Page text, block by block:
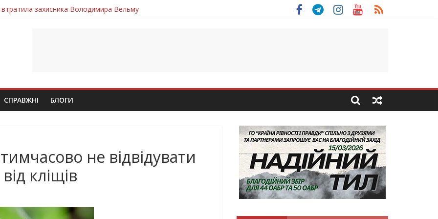
захисника Володимира Вельму
скорботі: на щиті повертається воїн Володимир Паламарчук
бойового завдання загинув захисник Юрій Пушкар з Тернопільщини
молодий захисник Дмитро Березко з Тернопільщини
СПРАВЖНІ БЛОГИ
не відвідувати
кліщів